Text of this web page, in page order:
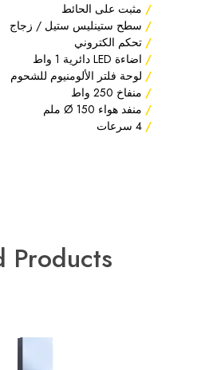
مثبت على الحائط
سطح ستينليس ستيل / زجاج
تحكم الكتروني
اضاءة LED دائرية 1 واط
لوحة فلتر الألومنيوم للشحوم
منفاخ 250 واط
منفد هواء Ø 150 ملم
4 سرعات
Products